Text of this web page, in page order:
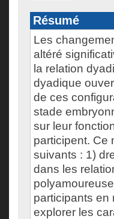
Résumé
Les
altéré
la relation
dyadique
de ces
stade
sur leur
participent. Ce
suivants : 1)
dans les
participants en
explorer les